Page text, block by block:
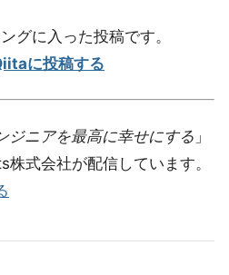
グに入った投稿です。
に投稿する
ジニアを最高に幸せにする 」
式会社が配信しています。